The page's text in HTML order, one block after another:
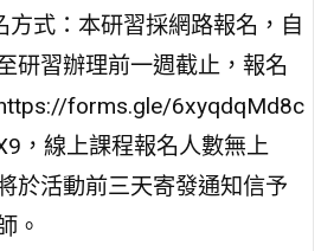
方式：本研習採網路報名，自
研習辦理前一週截止，報名
forms.gle/6xyqdqMd8c
，線上課程報名人數無上
於活動前三天寄發通知信予
。